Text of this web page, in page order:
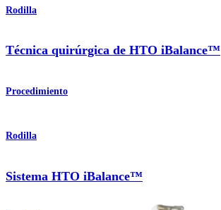
Rodilla
Técnica quirúrgica de HTO iBalance™
Procedimiento
Rodilla
Sistema HTO iBalance™